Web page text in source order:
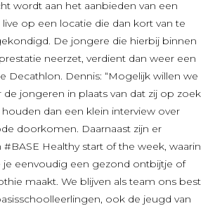
wordt aan het aanbieden van een
live op een locatie die dan kort van te
De jongere die hierbij binnen
neerzet, verdient dan weer een
Decathlon. Dennis: “Mogelijk willen we
jongeren in plaats van dat zij op zoek
dan een klein interview over
doorkomen. Daarnaast zijn er
Healthy start of the week, waarin
je eenvoudig een gezond ontbijtje of
maakt. We blijven als team ons best
ook de jeugd van